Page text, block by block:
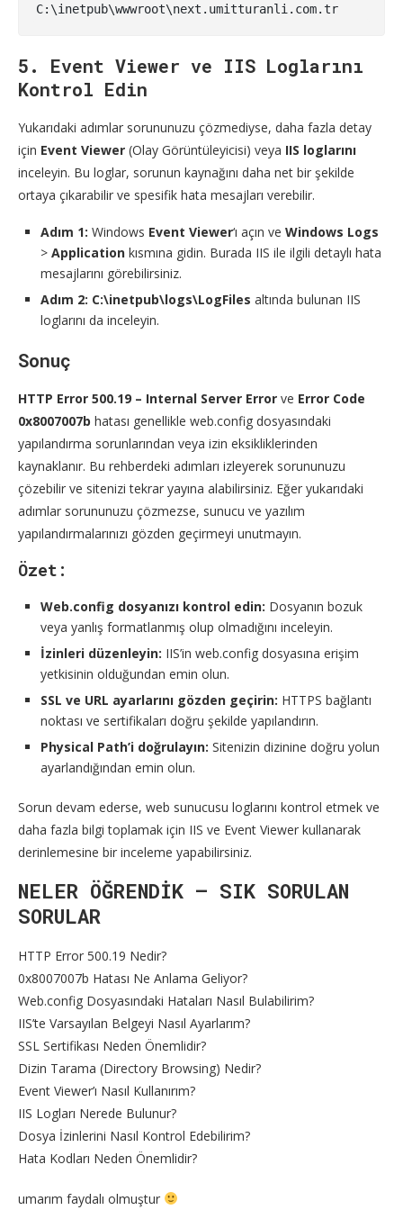
C:\inetpub\wwwroot\next.umitturanli.com.tr
5. Event Viewer ve IIS Loglarını
Kontrol Edin
Yukarıdaki adımlar sorununuzu çözmediyse, daha fazla detay
için Event Viewer (Olay Görüntüleyicisi) veya IIS loglarını
inceleyin. Bu loglar, sorunun kaynağını daha net bir şekilde
ortaya çıkarabilir ve spesifik hata mesajları verebilir.
Adım 1: Windows Event Viewer‘ı açın ve Windows Logs
> Application kısmına gidin. Burada IIS ile ilgili detaylı hata
mesajlarını görebilirsiniz.
Adım 2: C:\inetpub\logs\LogFiles altında bulunan IIS
loglarını da inceleyin.
Sonuç
HTTP Error 500.19 – Internal Server Error ve Error Code
0x8007007b hatası genellikle web.config dosyasındaki
yapılandırma sorunlarından veya izin eksikliklerinden
kaynaklanır. Bu rehberdeki adımları izleyerek sorununuzu
çözebilir ve sitenizi tekrar yayına alabilirsiniz. Eğer yukarıdaki
adımlar sorununuzu çözmezse, sunucu ve yazılım
yapılandırmalarınızı gözden geçirmeyi unutmayın.
Özet:
Web.config dosyanızı kontrol edin: Dosyanın bozuk
veya yanlış formatlanmış olup olmadığını inceleyin.
İzinleri düzenleyin: IIS’in web.config dosyasına erişim
yetkisinin olduğundan emin olun.
SSL ve URL ayarlarını gözden geçirin: HTTPS bağlantı
noktası ve sertifikaları doğru şekilde yapılandırın.
Physical Path’i doğrulayın: Sitenizin dizinine doğru yolun
ayarlandığından emin olun.
Sorun devam ederse, web sunucusu loglarını kontrol etmek ve
daha fazla bilgi toplamak için IIS ve Event Viewer kullanarak
derinlemesine bir inceleme yapabilirsiniz.
NELER ÖĞRENDİK – SIK SORULAN
SORULAR
HTTP Error 500.19 Nedir?
0x8007007b Hatası Ne Anlama Geliyor?
Web.config Dosyasındaki Hataları Nasıl Bulabilirim?
IIS’te Varsayılan Belgeyi Nasıl Ayarlarım?
SSL Sertifikası Neden Önemlidir?
Dizin Tarama (Directory Browsing) Nedir?
Event Viewer’ı Nasıl Kullanırım?
IIS Logları Nerede Bulunur?
Dosya İzinlerini Nasıl Kontrol Edebilirim?
Hata Kodları Neden Önemlidir?
umarım faydalı olmuştur